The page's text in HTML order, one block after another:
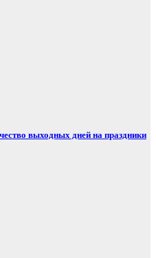
выходных дней на праздники